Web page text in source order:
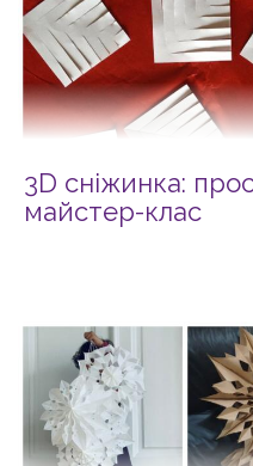
3D сніжинка:
майстер-клас